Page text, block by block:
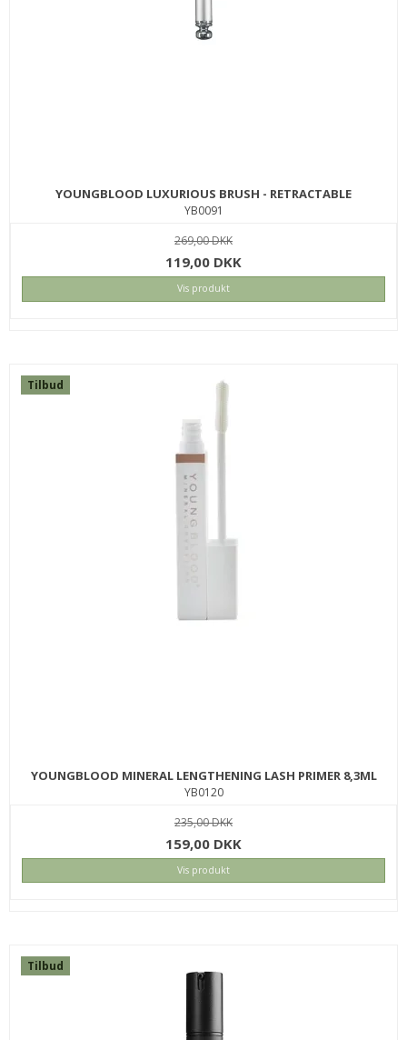
YOUNGBLOOD LUXURIOUS BRUSH - RETRACTABLE
YB0091
269,00 DKK
119,00 DKK
Vis produkt
Tilbud
YOUNGBLOOD MINERAL LENGTHENING LASH PRIMER 8,3ML
YB0120
235,00 DKK
159,00 DKK
Vis produkt
Tilbud